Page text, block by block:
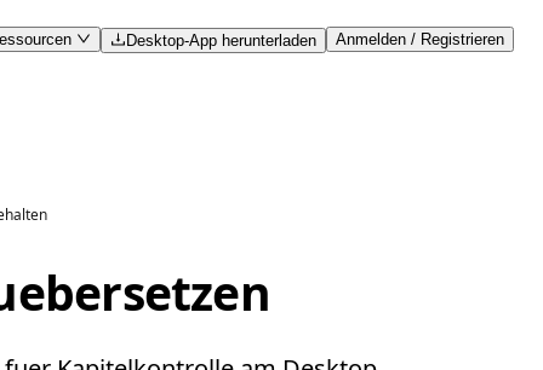
Desktop-App herunterladen Anmelden / Registrieren